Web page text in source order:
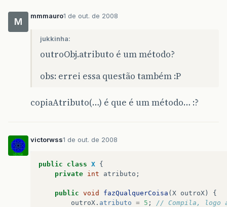
M
mmmauro1 de out. de 2008
jukkinha:
outroObj.atributo é um método?
obs: errei essa questão também :P
copiaAtributo(…) é que é um método… :?
victorwss1 de out. de 2008
public class X {
private int atributo ;
public void fazQualquerCoisa ( X outroX )
{
outroX . atributo = 5 ;
// Compila, logo